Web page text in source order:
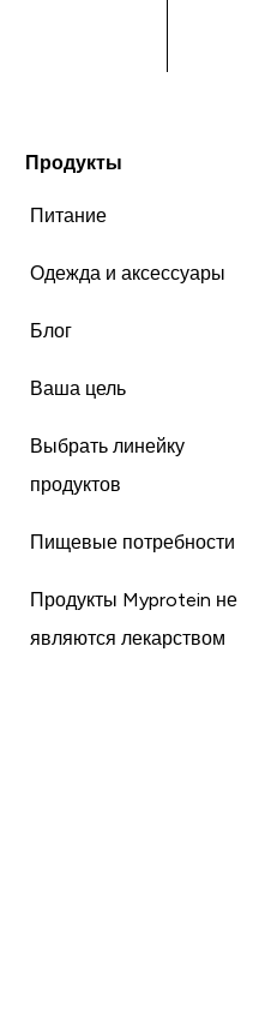
Продукты
Питание
Одежда и аксессуары
Блог
Ваша цель
Выбрать линейку
продуктов
Пищевые потребности
Продукты Myprotein не
являются лекарством